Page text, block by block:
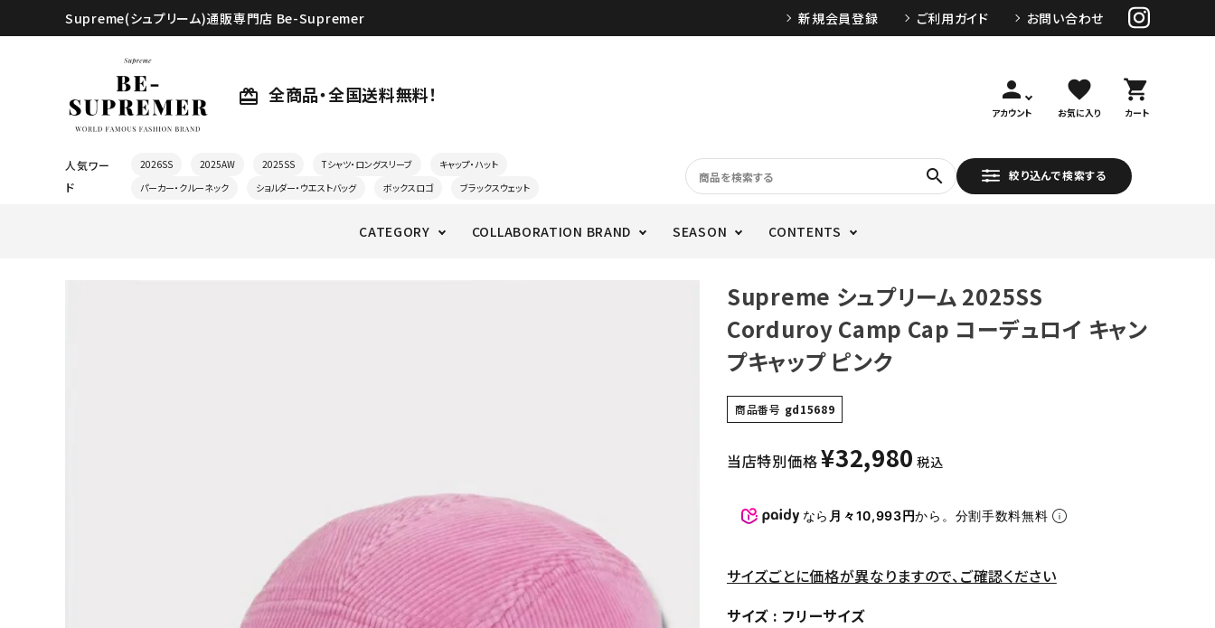
Supreme(シュプリーム)通販専門店 Be-Supremer 新規会員登録 ご利用ガイド お問い合わせ
card_giftcard 全商品・全国送料無料！ person
アカウント
favorite
お気に入り
shopping_cart
カート
人気ワー
ド
2026SS 2025AW 2025SS Tシャツ・ロングスリーブ
キャップ・ハット
パーカー・クルーネック
ショルダー・ウエストバッグ ボックスロゴ ブラックスウェット
search 絞り込んで検索する
CATEGORY COLLABORATION BRAND SEASON CONTENTS
Supreme シュプリーム 2025SS
Corduroy Camp Cap コーデュロイ キャン
プキャップ ピンク
商品番号 gd15689
当店特別価格¥32,980 税込
なら 月々10,993円から。分割手数料無料
サイズごとに価格が異なりますので、ご確認ください
サイズ
フリーサイズ